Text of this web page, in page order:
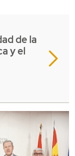
de la
y el
Leer más